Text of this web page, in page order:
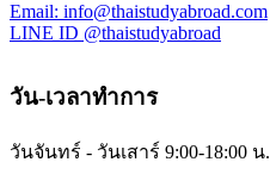
Email: info@thaistudyabroad.com
LINE ID @thaistudyabroad
วัน-เวลาทำการ
วันจันทร์ - วันเสาร์ 9:00-18:00 น.